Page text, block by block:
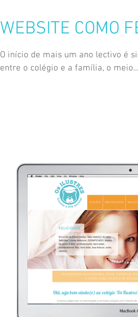
WEBSITE COMO
O início de mais um ano lectivo é
entre o colégio e a família, o meio...